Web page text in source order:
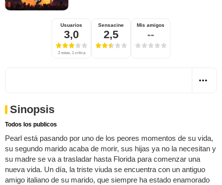
Usuarios
3,0
2 notas, 1 crítica
Sensacine
2,5
Mis amigos
--
Sinopsis
Todos los publicos
Pearl está pasando por uno de los peores momentos de su vida,
su segundo marido acaba de morir, sus hijas ya no la necesitan y
su madre se va a trasladar hasta Florida para comenzar una
nueva vida. Un día, la triste viuda se encuentra con un antiguo
amigo italiano de su marido, que siempre ha estado enamorado